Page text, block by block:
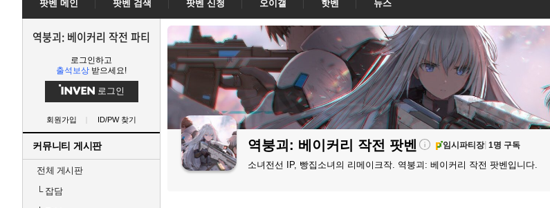
팟벤 메인 팟벤 검색 팟벤 신청 오이갤 핫벤
뉴스
역붕괴: 베이커리 작전 파티
로그인하고
출석보상 받으세요!
로그인
회원가입 ID/PW 찾기
커뮤니티 게시판
전체 게시판
└잡담
역붕괴: 베이커리 작전 팟벤 임시파티장 1명 구독
소녀전선 IP, 빵집소녀의 리메이크작. 역붕괴: 베이커리 작전 팟벤입니다.